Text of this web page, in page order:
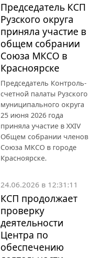
Председатель КСП
Рузского округа
приняла участие в
общем собрании
Союза МКСО в
Красноярске
Председатель Контроль-
счетной палаты Рузского
муниципального округа
25 июня 2026 года
приняла участие в XXIV
Общем собрании членов
Союза МКСО в городе
Красноярске.
24.06.2026 в 12:31:11
КСП продолжает
проверку
деятельности
Центра по
обеспечению